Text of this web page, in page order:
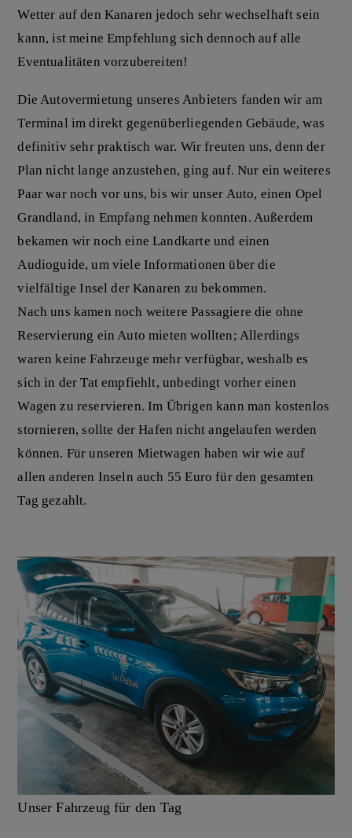
Wetter auf den Kanaren jedoch sehr wechselhaft sein
kann, ist meine Empfehlung sich dennoch auf alle
Eventualitäten vorzubereiten!
Die Autovermietung unseres Anbieters fanden wir am
Terminal im direkt gegenüberliegenden Gebäude, was
definitiv sehr praktisch war. Wir freuten uns, denn der
Plan nicht lange anzustehen, ging auf. Nur ein weiteres
Paar war noch vor uns, bis wir unser Auto, einen Opel
Grandland, in Empfang nehmen konnten. Außerdem
bekamen wir noch eine Landkarte und einen
Audioguide, um viele Informationen über die
vielfältige Insel der Kanaren zu bekommen.
Nach uns kamen noch weitere Passagiere die ohne
Reservierung ein Auto mieten wollten; Allerdings
waren keine Fahrzeuge mehr verfügbar, weshalb es
sich in der Tat empfiehlt, unbedingt vorher einen
Wagen zu reservieren. Im Übrigen kann man kostenlos
stornieren, sollte der Hafen nicht angelaufen werden
können. Für unseren Mietwagen haben wir wie auf
allen anderen Inseln auch 55 Euro für den gesamten
Tag gezahlt.
Unser Fahrzeug für den Tag